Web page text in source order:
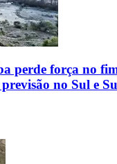
perde força no
no Sul e